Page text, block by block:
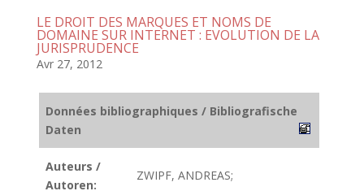
LE DROIT DES MARQUES ET NOMS DE
DOMAINE SUR INTERNET : EVOLUTION DE LA
JURISPRUDENCE
Avr 27, 2012
Données bibliographiques / Bibliografische
Daten
Auteurs /
Autoren:
ZWIPF, ANDREAS;